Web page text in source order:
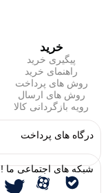
خرید
پیگیری خرید
راهنمای خرید
روش های پرداخت
روش های ارسال
رویه بازگردانی کالا
درگاه های پرداخت
شبکه های اجتماعی ما !